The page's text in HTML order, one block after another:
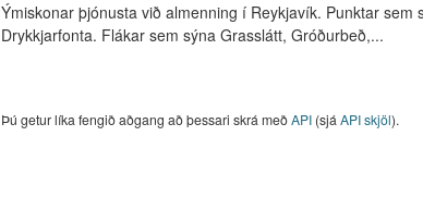
Ýmiskonar þjónusta við almenning í Reykjavík. Punktar
Drykkjarfonta. Flákar sem sýna Grasslátt, Gróðurbeð,...
Þú getur líka fengið aðgang að þessari skrá meðAPI(sjá API skjöl).